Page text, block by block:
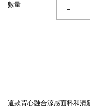
數量 -
這款背心融合涼感面料和清